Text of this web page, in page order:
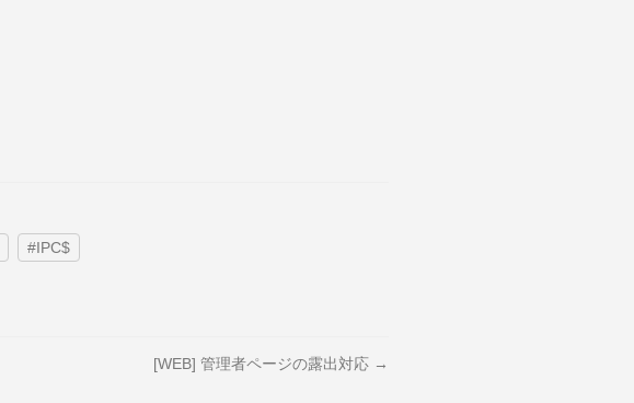
#IPC$
[WEB] 管理者ページの露出対応 →